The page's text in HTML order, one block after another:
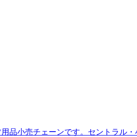
品小売チェーンです。セントラル